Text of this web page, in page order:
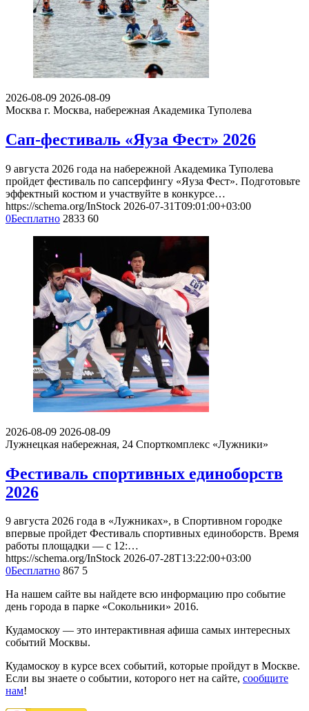
2026-08-09 2026-08-09
Москва г. Москва, набережная Академика Туполева
Сап-фестиваль «Яуза Фест» 2026
9 августа 2026 года на набережной Академика Туполева
пройдет фестиваль по сапсерфингу «Яуза Фест». Подготовьте
эффектный костюм и участвуйте в конкурсе…
https://schema.org/InStock 2026-07-31T09:01:00+03:00
0Бесплатно 2833 60
2026-08-09 2026-08-09
Лужнецкая набережная, 24 Спорткомплекс «Лужники»
Фестиваль спортивных единоборств
2026
9 августа 2026 года в «Лужниках», в Спортивном городке
впервые пройдет Фестиваль спортивных единоборств. Время
работы площадки — с 12:…
https://schema.org/InStock 2026-07-28T13:22:00+03:00
0Бесплатно 867 5
На нашем сайте вы найдете всю информацию про событие
день города в парке «Сокольники» 2016.
Кудамоскоу — это интерактивная афиша самых интересных
событий Москвы.
Кудамоскоу в курсе всех событий, которые пройдут в Москве.
Если вы знаете о событии, которого нет на сайте, сообщите
нам!